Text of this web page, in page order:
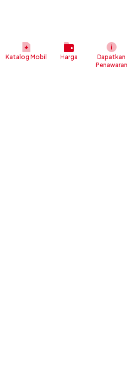
Katalog Mobil Harga
Dapatkan
Penawaran